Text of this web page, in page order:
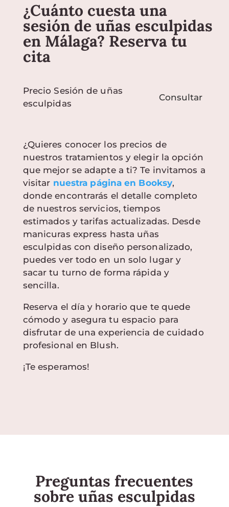
¿Cuánto cuesta una
sesión de uñas esculpidas
en Málaga? Reserva tu
cita
Precio Sesión de uñas
esculpidas
Consultar
¿Quieres conocer los precios de
nuestros tratamientos y elegir la opción
que mejor se adapte a ti? Te invitamos a
visitar nuestra página en Booksy,
donde encontrarás el detalle completo
de nuestros servicios, tiempos
estimados y tarifas actualizadas. Desde
manicuras express hasta uñas
esculpidas con diseño personalizado,
puedes ver todo en un solo lugar y
sacar tu turno de forma rápida y
sencilla.
Reserva el día y horario que te quede
cómodo y asegura tu espacio para
disfrutar de una experiencia de cuidado
profesional en Blush.
¡Te esperamos!
Preguntas frecuentes
sobre uñas esculpidas